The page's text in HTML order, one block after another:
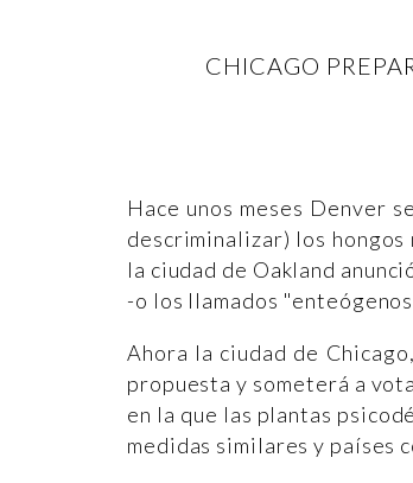
CHICAGO
Hace unos meses Denver
descriminalizar) los
la ciudad de Oakland
-o los llamados
Ahora la ciudad de
propuesta y someterá a
en la que las plantas
medidas similares y países